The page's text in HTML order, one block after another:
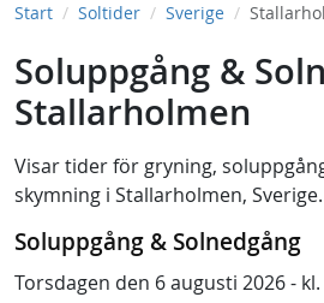
Start Soltider Sverige
Soluppgång &
Stallarholmen
Visar tider för gryning,
skymning i Stallarholmen, Sverige.
Soluppgång & Solnedgång
Torsdagen den 6 augusti 2026 - kl.